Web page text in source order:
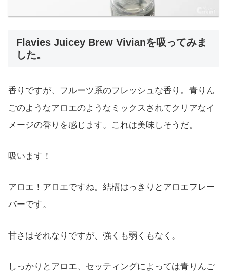
Flavies Juicey Brew Vivianを吸ってみま
した。
香りですが、フルーツ系のフレッシュな香り。青りん
ごのようなアロエのようなミックスされてクリアなイ
メージの香りを感じます。これは美味しそうだ。
吸います！
アロエ！アロエですね。結構はっきりとアロエフレー
バーです。
甘さはそれなりですが、強くも弱くもなく。
しっかりとアロエ、セッティングによっては青りんご